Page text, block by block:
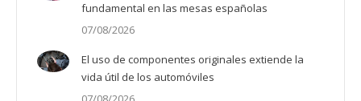
fundamental en las mesas españolas
07/08/2026
El uso de componentes originales extiende la
vida útil de los automóviles